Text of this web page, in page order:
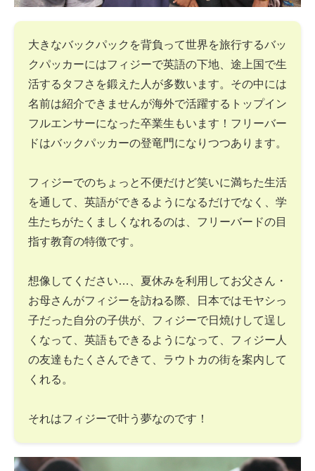
大きなバックパックを背負って世界を旅行するバッ
クパッカーにはフィジーで英語の下地、途上国で生
活するタフさを鍛えた人が多数います。その中には
名前は紹介できませんが海外で活躍するトップイン
フルエンサーになった卒業生もいます！フリーバー
ドはバックパッカーの登竜門になりつつあります。
フィジーでのちょっと不便だけど笑いに満ちた生活
を通して、英語ができるようになるだけでなく、学
生たちがたくましくなれるのは、フリーバードの目
指す教育の特徴です。
想像してください…、夏休みを利用してお父さん・
お母さんがフィジーを訪ねる際、日本ではモヤシっ
子だった自分の子供が、フィジーで日焼けして逞し
くなって、英語もできるようになって、フィジー人
の友達もたくさんできて、ラウトカの街を案内して
くれる。
それはフィジーで叶う夢なのです！